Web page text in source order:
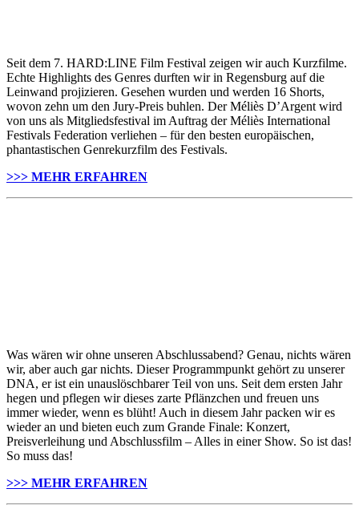
Seit dem 7. HARD:LINE Film Festival zeigen wir auch Kurzfilme.
Echte Highlights des Genres durften wir in Regensburg auf die
Leinwand projizieren. Gesehen wurden und werden 16 Shorts,
wovon zehn um den Jury-Preis buhlen. Der Méliès D’Argent wird
von uns als Mitgliedsfestival im Auftrag der Méliès International
Festivals Federation verliehen – für den besten europäischen,
phantastischen Genrekurzfilm des Festivals.
>>> MEHR ERFAHREN
Was wären wir ohne unseren Abschlussabend? Genau, nichts wären
wir, aber auch gar nichts. Dieser Programmpunkt gehört zu unserer
DNA, er ist ein unauslöschbarer Teil von uns. Seit dem ersten Jahr
hegen und pflegen wir dieses zarte Pflänzchen und freuen uns
immer wieder, wenn es blüht! Auch in diesem Jahr packen wir es
wieder an und bieten euch zum Grande Finale: Konzert,
Preisverleihung und Abschlussfilm – Alles in einer Show. So ist das!
So muss das!
>>> MEHR ERFAHREN